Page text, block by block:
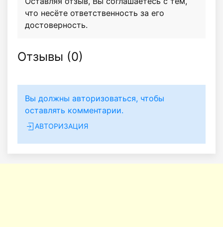
что несёте ответственность за его
достоверность.
Отзывы (0)
Вы должны авторизоваться, чтобы
оставлять комментарии.
АВТОРИЗАЦИЯ